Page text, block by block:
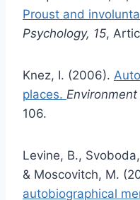
Proust and
Psychology, 15,
Knez, I. (2006).
places.
106.
Levine, B.,
& Moscovitch, M.
autobiographical